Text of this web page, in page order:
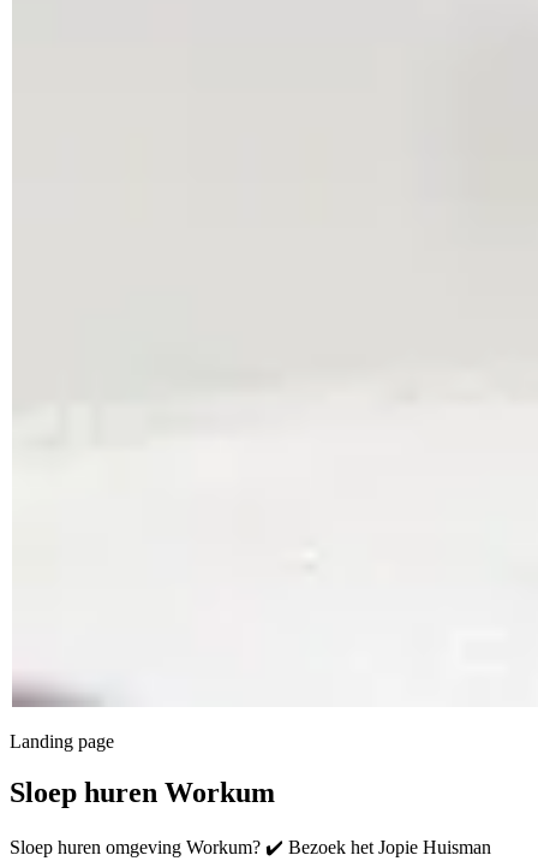
Landing page
Sloep huren Workum
Sloep huren omgeving Workum? ✔️ Bezoek het Jopie Huisman